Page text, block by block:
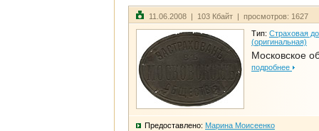
11.06.2008 | 103 Кбайт | просмотров: 1627
Тип: Страховая
(оригинальная)
Московское
подробнее
Предоставлено: Марина Моисеенко